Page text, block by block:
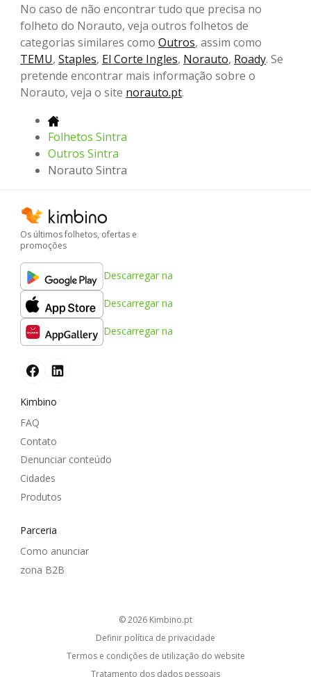
No caso de não encontrar tudo que precisa no
folheto do Norauto, veja outros folhetos de
categorias similares como Outros, assim como
TEMU, Staples, El Corte Ingles, Norauto, Roady. Se
pretende encontrar mais informação sobre o
Norauto, veja o site norauto.pt.
Folhetos Sintra
Outros Sintra
Norauto Sintra
Os últimos folhetos, ofertas e
promoções
Descarregar na
Descarregar na
Descarregar na
Kimbino
FAQ
Contato
Denunciar conteúdo
Cidades
Produtos
Parceria
Como anunciar
zona B2B
© 2026
kimbino.pt
Definir política de privacidade
Termos e condições de utilização do website
Tratamento dos dados pessoais